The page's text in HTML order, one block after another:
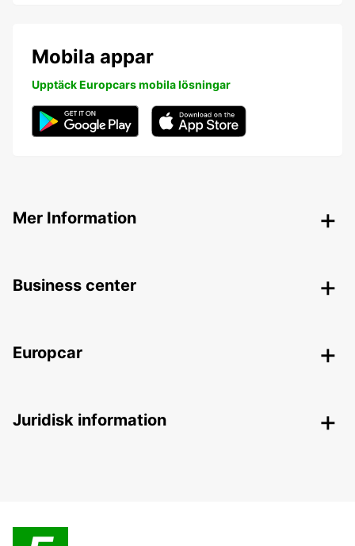
Mobila appar
Upptäck Europcars mobila lösningar
Mer Information
Business center
Europcar
Juridisk information